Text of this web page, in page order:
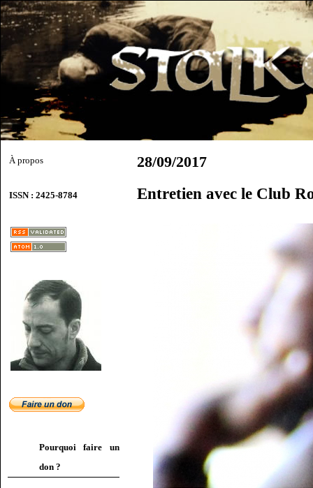
À propos
ISSN : 2425-8784
Pourquoi faire un
don ?
28/09/2017
Entretien avec le Club